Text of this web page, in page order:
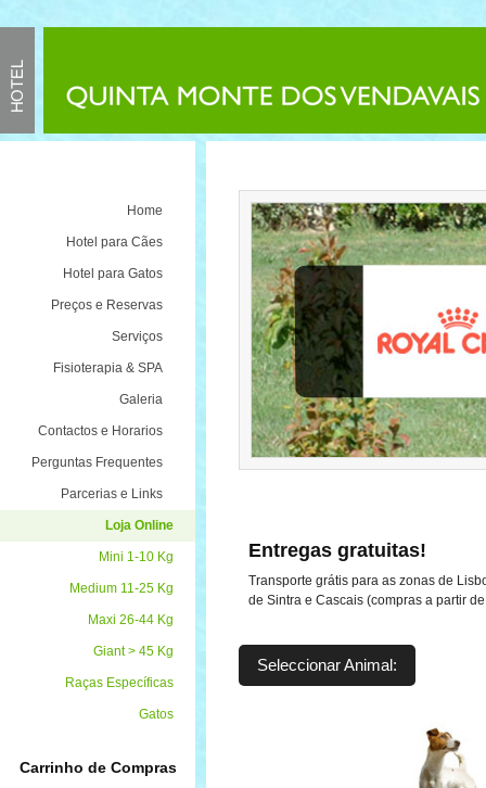
Entregas gratuitas!
Transporte grátis para as zonas de
de Sintra e Cascais (compras a partir
Seleccionar Animal:
Home
Hotel para Cães
Hotel para Gatos
Preços e Reservas
Serviços
Fisioterapia & SPA
Galeria
Contactos e Horarios
Perguntas Frequentes
Parcerias e Links
Loja Online
Mini 1-10 Kg
Medium 11-25 Kg
Maxi 26-44 Kg
Giant > 45 Kg
Raças Específicas
Gatos
Carrinho de Compras